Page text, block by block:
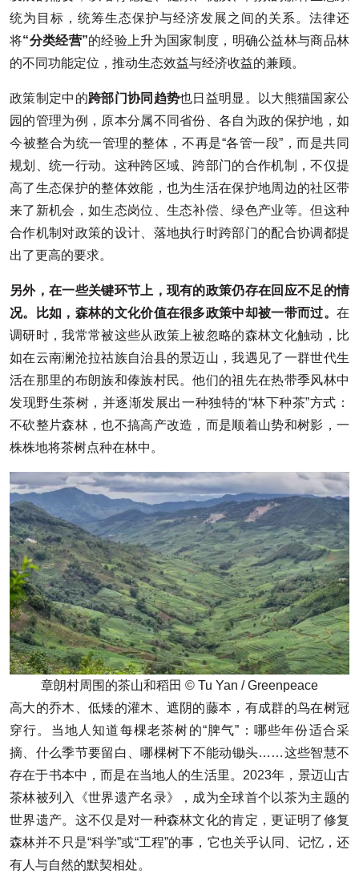
统为目标，统筹生态保护与经济发展之间的关系。法律还
将“分类经营”的经验上升为国家制度，明确公益林与商品林
的不同功能定位，推动生态效益与经济收益的兼顾。
政策制定中的跨部门协同趋势也日益明显。以大熊猫国家公
园的管理为例，原本分属不同省份、各自为政的保护地，如
今被整合为统一管理的整体，不再是“各管一段”，而是共同
规划、统一行动。这种跨区域、跨部门的合作机制，不仅提
高了生态保护的整体效能，也为生活在保护地周边的社区带
来了新机会，如生态岗位、生态补偿、绿色产业等。但这种
合作机制对政策的设计、落地执行时跨部门的配合协调都提
出了更高的要求。
另外，在一些关键环节上，现有的政策仍存在回应不足的情
况。比如，森林的文化价值在很多政策中却被一带而过。 在
调研时，我常常被这些从政策上被忽略的森林文化触动，比
如在云南澜沧拉祜族自治县的景迈山，我遇见了一群世代生
活在那里的布朗族和傣族村民。他们的祖先在热带季风林中
发现野生茶树，并逐渐发展出一种独特的“林下种茶”方式：
不砍整片森林，也不搞高产改造，而是顺着山势和树影，一
株株地将茶树点种在林中。
章朗村周围的茶山和稻田 © Tu Yan / Greenpeace
高大的乔木、低矮的灌木、遮阴的藤本，有成群的鸟在树冠
穿行。当地人知道每棵老茶树的“脾气”：哪些年份适合采
摘、什么季节要留白、哪棵树下不能动锄头……这些智慧不
存在于书本中，而是在当地人的生活里。2023年，景迈山古
茶林被列入《世界遗产名录》，成为全球首个以茶为主题的
世界遗产。这不仅是对一种森林文化的肯定，更证明了修复
森林并不只是“科学”或“工程”的事，它也关乎认同、记忆，还
有人与自然的默契相处。